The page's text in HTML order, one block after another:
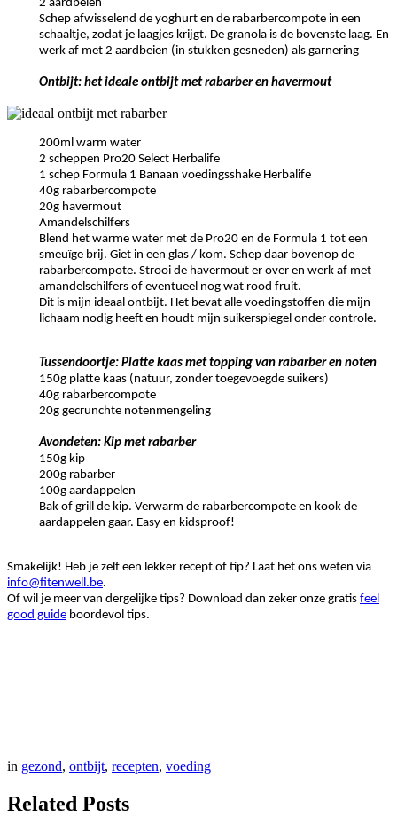
2 aardbeien
Schep afwisselend de yoghurt en de rabarbercompote in een
schaaltje, zodat je laagjes krijgt. De granola is de bovenste laag. En
werk af met 2 aardbeien (in stukken gesneden) als garnering
Ontbijt: het ideale ontbijt met rabarber en havermout
200ml warm water
2 scheppen Pro20 Select Herbalife
1 schep Formula 1 Banaan voedingsshake Herbalife
40g rabarbercompote
20g havermout
Amandelschilfers
Blend het warme water met de Pro20 en de Formula 1 tot een
smeuïge brij. Giet in een glas / kom. Schep daar bovenop de
rabarbercompote. Strooi de havermout er over en werk af met
amandelschilfers of eventueel nog wat rood fruit.
Dit is mijn ideaal ontbijt. Het bevat alle voedingstoffen die mijn
lichaam nodig heeft en houdt mijn suikerspiegel onder controle.
Tussendoortje: Platte kaas met topping van rabarber en noten
150g platte kaas (natuur, zonder toegevoegde suikers)
40g rabarbercompote
20g gecrunchte notenmengeling
Avondeten: Kip met rabarber
150g kip
200g rabarber
100g aardappelen
Bak of grill de kip. Verwarm de rabarbercompote en kook de
aardappelen gaar. Easy en kidsproof!
Smakelijk! Heb je zelf een lekker recept of tip? Laat het ons weten via
info@fitenwell.be.
Of wil je meer van dergelijke tips? Download dan zeker onze gratis feel
good guide boordevol tips.
in gezond, ontbijt, recepten, voeding
Related Posts